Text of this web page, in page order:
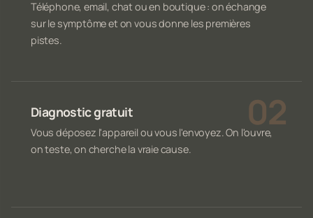
Téléphone, email, chat ou en boutique : on échange
sur le symptôme et on vous donne les premières
pistes.
Diagnostic gratuit
Vous déposez l'appareil ou vous l'envoyez. On l'ouvre,
on teste, on cherche la vraie cause.